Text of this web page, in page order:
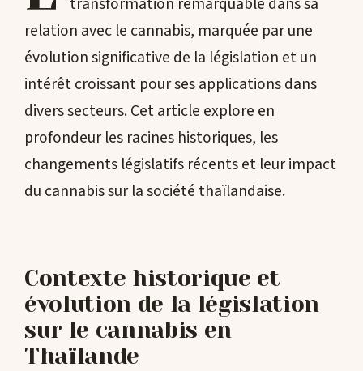
relation avec le cannabis, marquée par une
évolution significative de la législation et un
intérêt croissant pour ses applications dans
divers secteurs. Cet article explore en
profondeur les racines historiques, les
changements législatifs récents et leur impact
du cannabis sur la société thaïlandaise.
Contexte historique et
évolution de la législation
sur le cannabis en
Thaïlande